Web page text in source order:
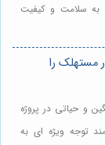
به سلامت و کیفیت
مستهلک را
و حیاتی در پروژه
توجه ویژه ای به